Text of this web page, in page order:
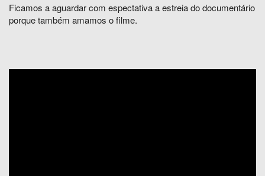
Ficamos a aguardar com espectativa a estreia do documentário
porque também amamos o filme.